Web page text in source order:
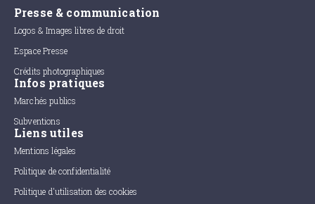
Presse & communication
Logos & Images libres de droit
Espace Presse
Crédits photographiques
Infos pratiques
Marchés publics
Subventions
Liens utiles
Mentions légales
Politique de confidentialité
Politique d'utilisation des cookies